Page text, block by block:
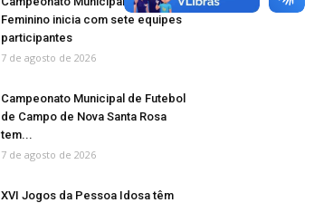
Feminino inicia com sete equipes
participantes
7 de agosto de 2026
Campeonato Municipal de Futebol
de Campo de Nova Santa Rosa
tem...
7 de agosto de 2026
XVI Jogos da Pessoa Idosa têm